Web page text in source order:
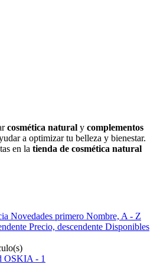
cosmética natural y complementos
a optimizar tu belleza y bienestar.
en la tienda de cosmética natural
Novedades primero Nombre, A - Z
Precio, descendente Disponibles